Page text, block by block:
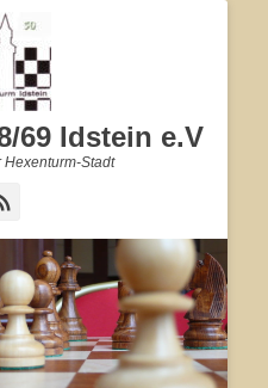
69 Idstein e.V
Hexenturm-Stadt